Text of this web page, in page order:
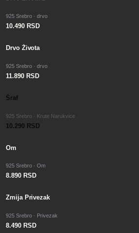
925 Srebro · drvo
10.490 RSD
Drvo Života
925 Srebro · drvo
11.890 RSD
Šraf
925 Srebro · Krute Narukvice
10.290 RSD
Om
925 Srebro · Om
8.890 RSD
Zmija Privezak
925 Srebro · Privezak
8.490 RSD